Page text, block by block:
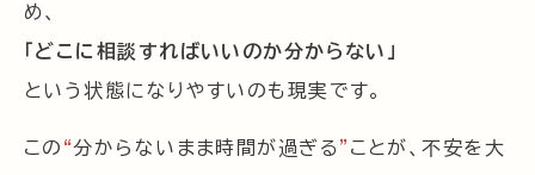
め、
「どこに相談すればいいのか分からない」
という状態になりやすいのも現実です。
この “分からないまま時間が過ぎる ” ことが、不安を大